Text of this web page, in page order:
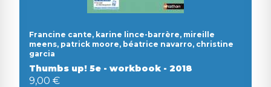
Francine cante, karine lince-barrère, mireille
meens, patrick moore, béatrice navarro, christine
garcia
Thumbs up! 5e - workbook - 2018
9,00 €